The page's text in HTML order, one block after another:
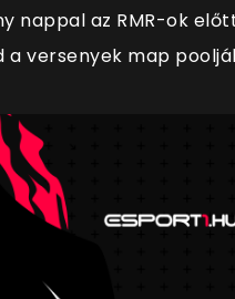
nappal az RMR-ok
a versenyek map